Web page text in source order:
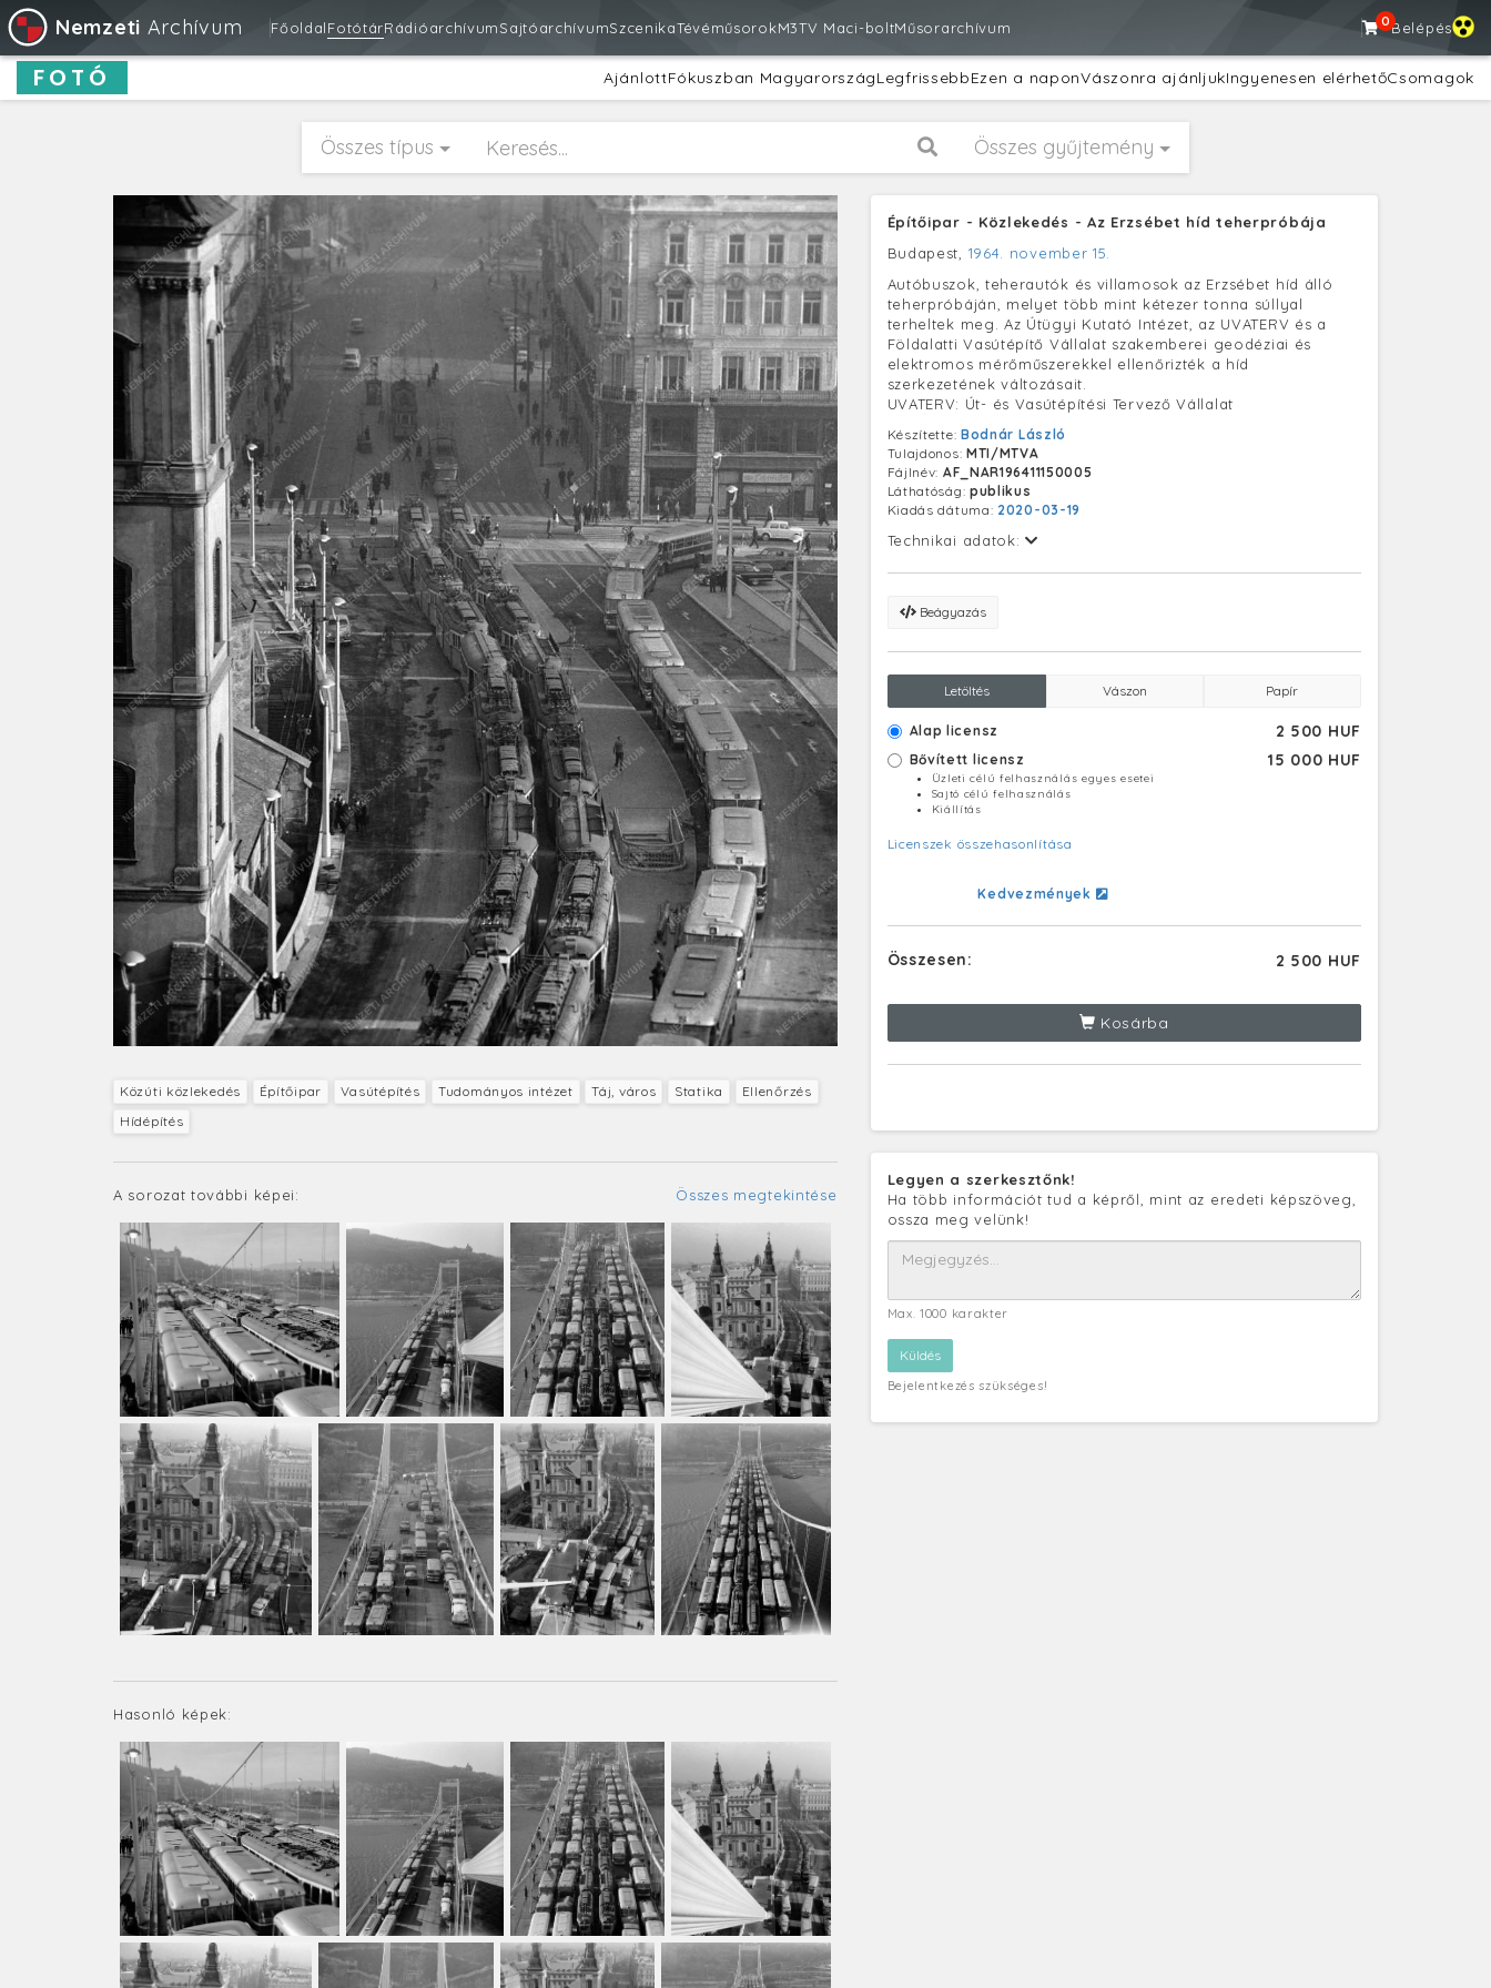
Nemzeti Archívum FőoldalFotótárRádióarchívumSajtóarchívumSzcenikaTévéműsorokM3TV Maci-boltMűsorarchívum 0Belépés
FOTÓ AjánlottFókuszban MagyarországLegfrissebbEzen a naponVászonra ajánljukIngyenesen elérhetőCsomagok
Összes típus Összes gyűjtemény
Közúti közlekedés Építőipar Vasútépítés Tudományos intézet Táj, város Statika
Ellenőrzés
Hídépítés
A sorozat további képei: Összes megtekintése
Hasonló képek:
Építőipar - Közlekedés - Az Erzsébet híd teherpróbája
Budapest, 1964. november 15.
Autóbuszok, teherautók és villamosok az Erzsébet híd álló
teherpróbáján, melyet több mint kétezer tonna súllyal
terheltek meg. Az Útügyi Kutató Intézet, az UVATERV és a
Földalatti Vasútépítő Vállalat szakemberei geodéziai és
elektromos mérőműszerekkel ellenőrizték a híd
szerkezetének változásait.
UVATERV: Út- és Vasútépítési Tervező Vállalat
Készítette: Bodnár László
Tulajdonos: MTI/MTVA
Fájlnév: AF_NAR196411150005
Láthatóság: publikus
Kiadás dátuma: 2020-03-19
Technikai adatok:
Beágyazás
Letöltés Vászon Papír
Alap licensz 2 500 HUF
Bővített licensz 15 000 HUF
Üzleti célú felhasználás egyes esetei
Sajtó célú felhasználás
Kiállítás
Licenszek összehasonlítása
Kedvezmények
Összesen: 2 500 HUF
Kosárba
Legyen a szerkesztőnk!
Ha több információt tud a képről, mint az eredeti képszöveg,
ossza meg velünk!
Max. 1000 karakter
Bejelentkezés szükséges!